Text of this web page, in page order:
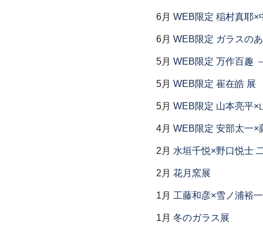
6月 WEB限定 稲村真耶×
6月 WEB限定 ガラスの
5月 WEB限定 万作百趣
5月 WEB限定 崔在皓 展
5月 WEB限定 山本亮平×
4月 WEB限定 安部太一×
2月 水垣千悦×野口悦士
2月 花月窯展
1月 工藤和彦×雪ノ浦裕
1月 冬のガラス展